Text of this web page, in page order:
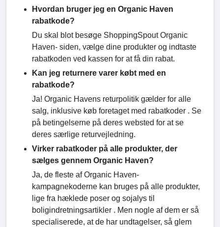
Hvordan bruger jeg en Organic Haven
rabatkode?
Du skal blot besøge ShoppingSpout Organic
Haven- siden, vælge dine produkter og indtaste
rabatkoden ved kassen for at få din rabat.
Kan jeg returnere varer købt med en
rabatkode?
Ja! Organic Havens returpolitik gælder for alle
salg, inklusive køb foretaget med rabatkoder . Se
på betingelserne på deres websted for at se
deres særlige returvejledning.
Virker rabatkoder på alle produkter, der
sælges gennem Organic Haven?
Ja, de fleste af Organic Haven-
kampagnekoderne kan bruges på alle produkter,
lige fra hæklede poser og sojalys til
boligindretningsartikler . Men nogle af dem er så
specialiserede, at de har undtagelser, så glem